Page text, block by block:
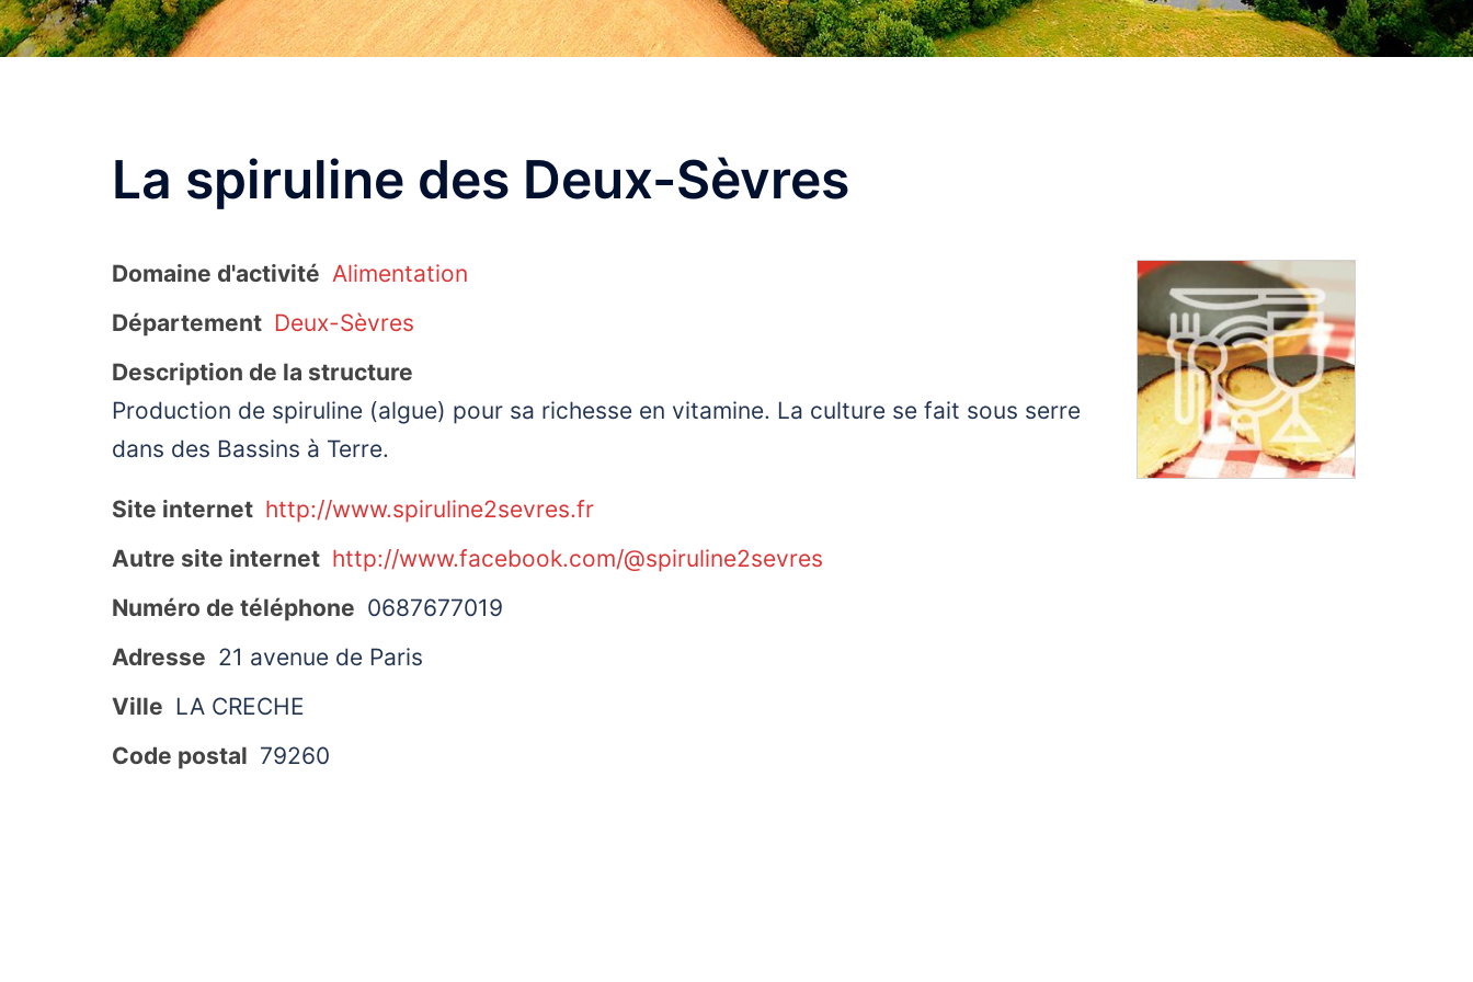
La spiruline des Deux-Sèvres
Domaine d'activité Alimentation
Département Deux-Sèvres
Description de la structure
Production de spiruline (algue) pour sa richesse en vitamine. La culture se fait sous serre
dans des Bassins à Terre.
Site internet http://www.spiruline2sevres.fr
Autre site internet http://www.facebook.com/@spiruline2sevres
Numéro de téléphone 0687677019
Adresse 21 avenue de Paris
Ville LA CRECHE
Code postal 79260